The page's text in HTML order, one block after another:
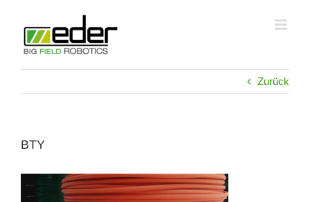
springen
Zurück
BTY